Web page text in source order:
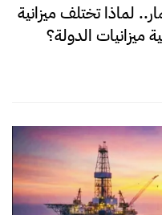
لماذا تختلف ميزانية
ميزانيات الدولة؟